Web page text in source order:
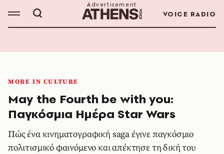
VOICE RADIO
MORE IN CULTURE
May the Fourth be with you:
Παγκόσμια Ημέρα Star Wars
Πώς ένα κινηματογραφική saga έγινε παγκόσμιο
πολιτισμικό φαινόμενο και απέκτησε τη δική του